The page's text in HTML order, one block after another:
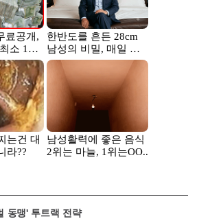
동맹' 투트랙 전략